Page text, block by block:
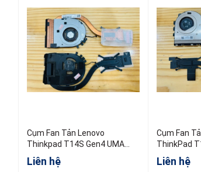
Cụm Fan Tản Lenovo
Thinkpad T14S Gen4 UMA
5H41B77380
Liên hệ
Cụm Fan
ThinkPad
5H41B77451
Liên hệ